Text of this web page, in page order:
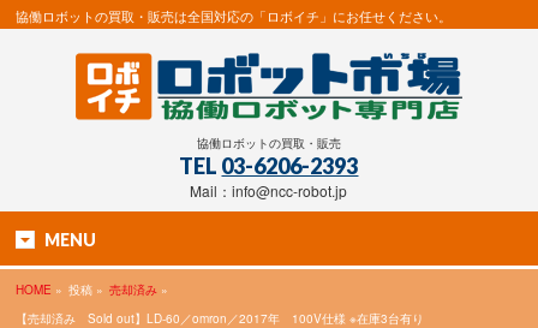
協働ロボットの買取・販売は全国対応の「ロボイチ」にお任せください。
協働ロボットの買取・販売
TEL 03-6206-2393
Mail：info@ncc-robot.jp
MENU
HOME » 投稿 » 売却済み »
【売却済み Sold out】LD-60／omron／2017年 100V仕様 ※在庫3台有り